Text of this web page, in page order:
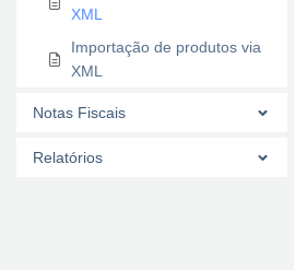
XML
Importação de produtos via
XML
Notas Fiscais
Relatórios